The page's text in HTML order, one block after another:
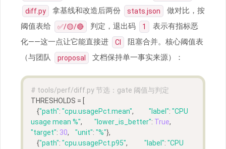
diff.py 拿基线和改造后两份 stats.json
做对比，按
阈值表给
✅/🟡/🔴 判定，退出码 1
表示有指标恶
化——这一点让它能直接进
CI
阻塞合并。核心阈值表
（与团队
proposal 文档保持单一事实来源）：
# tools/perf/diff.py 节选：gate 阈值与判定
THRESHOLDS = [
    {
"path": "cpu.usagePct.mean", "label": "CPU
usage mean %", "lower_is_better": True
"target": 30, "unit": "%"},
    {
"path": "cpu.usagePct.p95", "label": "CPU